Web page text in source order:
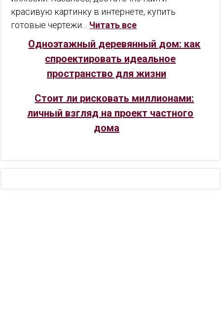
красивую картинку в интернете, купить
готовые чертежи… Читать все
Одноэтажный деревянный дом: как
спроектировать идеальное
пространство для жизни
Стоит ли рисковать миллионами:
личный взгляд на проект частного
дома